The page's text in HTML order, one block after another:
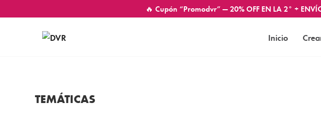
🔥 Cupón “Promodvr” — 20% OFF EN LA 2° +
Inicio
TEMÁTICAS